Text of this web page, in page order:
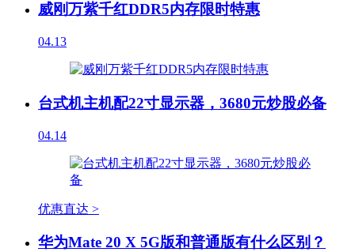
威刚万紫千红DDR5内存限时特惠
04.13
台式机主机配22寸显示器，3680元炒股必备
04.14
优惠直达 >
华为Mate 20 X 5G版和普通版有什么区别？